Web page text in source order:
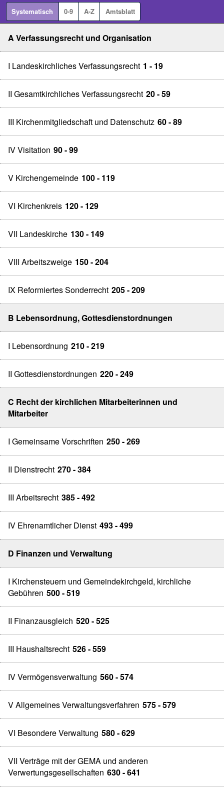
Systematisch 0-9 A-Z Amtsblatt
A Verfassungsrecht und Organisation
I Landeskirchliches Verfassungsrecht 1 - 19
II Gesamtkirchliches Verfassungsrecht 20 - 59
III Kirchenmitgliedschaft und Datenschutz 60 - 89
IV Visitation 90 - 99
V Kirchengemeinde 100 - 119
VI Kirchenkreis 120 - 129
VII Landeskirche 130 - 149
VIII Arbeitszweige 150 - 204
IX Reformiertes Sonderrecht 205 - 209
B Lebensordnung, Gottesdienstordnungen
I Lebensordnung 210 - 219
II Gottesdienstordnungen 220 - 249
C Recht der kirchlichen Mitarbeiterinnen und
Mitarbeiter
I Gemeinsame Vorschriften 250 - 269
II Dienstrecht 270 - 384
III Arbeitsrecht 385 - 492
IV Ehrenamtlicher Dienst 493 - 499
D Finanzen und Verwaltung
I Kirchensteuern und Gemeindekirchgeld, kirchliche
Gebühren 500 - 519
II Finanzausgleich 520 - 525
III Haushaltsrecht 526 - 559
IV Vermögensverwaltung 560 - 574
V Allgemeines Verwaltungsverfahren 575 - 579
VI Besondere Verwaltung 580 - 629
VII Verträge mit der GEMA und anderen
Verwertungsgesellschaften 630 - 641